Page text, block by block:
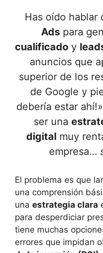
Has oído hablar
Ads para
cualificado y
anuncios que
superior de los
de Google y
debería estar
ser una
digitalmuy
empresa…
El problema es que
una comprensión
una estrategia clara
para desperdiciar
tiene muchas
errores que impidan